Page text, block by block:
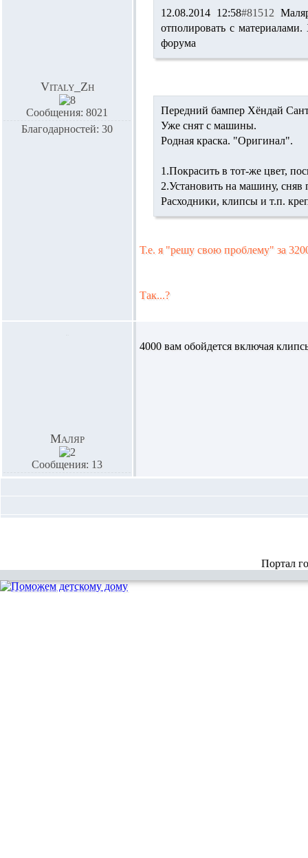
Vitaly_Zh
Сообщения: 8021
Благодарностей: 30
12.08.2014 12:58#81512
отполировать с
форума
Передний бампер Хёндай
Уже снят с машины.
Родная краска. "Оригинал".
1.Покрасить в тот-же цвет,
2.Установить на машину,
Расходники, клипсы и т.п.
Т.е. я "решу свою проблему" за
Так...?
Маляр
Сообщения: 13
4000 вам обойдется включая
Портал